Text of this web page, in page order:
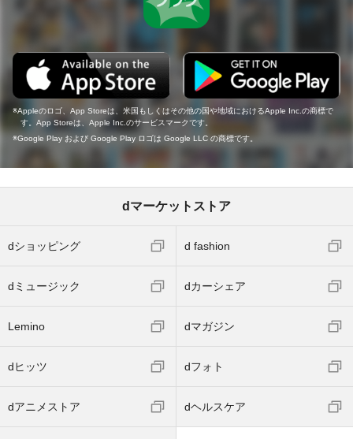
Appleのロゴ、App Storeは、米国もしくはその他の国や地域におけるApple Inc.の商標で
す。App Storeは、Apple Inc.のサービスマークです。
Google Play および Google Play ロゴは Google LLC の商標です。
dマーケットストア
dショッピング d fashion
dミュージック dカーシェア
Lemino dマガジン
dヒッツ dフォト
dアニメストア dヘルスケア